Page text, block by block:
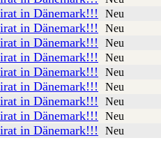
in Dänemark!!! Neu
in Dänemark!!! Neu
in Dänemark!!! Neu
in Dänemark!!! Neu
in Dänemark!!! Neu
in Dänemark!!! Neu
in Dänemark!!! Neu
in Dänemark!!! Neu
in Dänemark!!! Neu